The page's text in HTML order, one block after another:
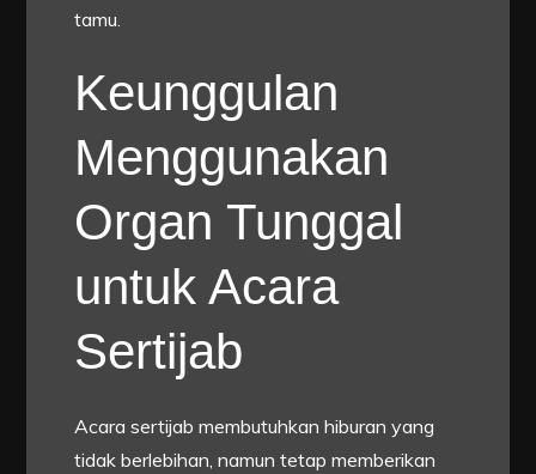
tamu.
Keunggulan
Menggunakan
Organ Tunggal
untuk Acara
Sertijab
Acara sertijab membutuhkan hiburan yang
tidak berlebihan, namun tetap memberikan